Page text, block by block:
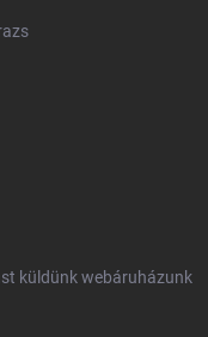
küldünk webáruházunk